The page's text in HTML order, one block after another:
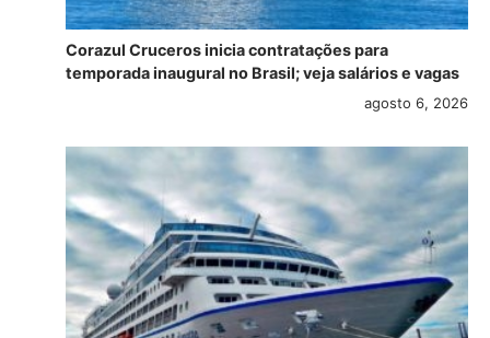
Corazul Cruceros inicia contratações para
temporada inaugural no Brasil; veja salários e vagas
agosto 6, 2026